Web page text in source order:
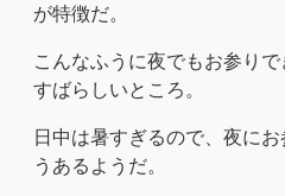
が特徴だ。
こんなふうに夜でもお参り
すばらしいところ。
日中は暑すぎるので、夜に
うあるようだ。